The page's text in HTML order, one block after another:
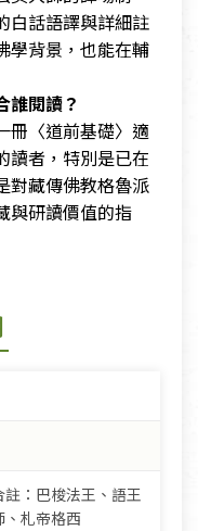
白話語譯與詳細註
學背景，也能在輔
誰閱讀？
冊〈道前基礎〉適
讀者，特別是已在
對藏傳佛教格魯派
與研讀價值的指
：巴梭法王、語王
、札帝格西